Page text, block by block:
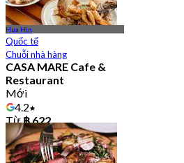
Hua Hin
Quốc tế
Chuỗi nhà hàng
CASA MARE Cafe &
Restaurant
Mới
4.2
Từ฿ 622